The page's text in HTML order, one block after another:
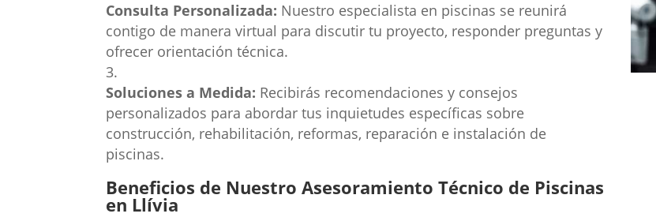
Consulta Personalizada: Nuestro especialista en piscinas se reunirá
contigo de manera virtual para discutir tu proyecto, responder preguntas y
ofrecer orientación técnica.
Soluciones a Medida: Recibirás recomendaciones y consejos
personalizados para abordar tus inquietudes específicas sobre
construcción, rehabilitación, reformas, reparación e instalación de
piscinas.
Beneficios de Nuestro Asesoramiento Técnico de Piscinas
en Llívia